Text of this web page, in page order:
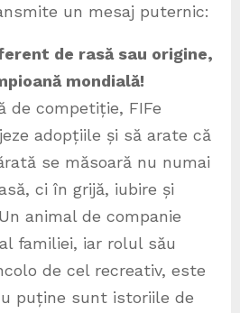
un mesaj puternic:
de rasă sau origine,
mondială!
de competiție, FIFe
adopțiile și să arate că
se măsoară nu numai
ci în grijă, iubire și
animal de companie
familiei, iar rolul său
de cel recreativ, este
puține sunt istoriile de